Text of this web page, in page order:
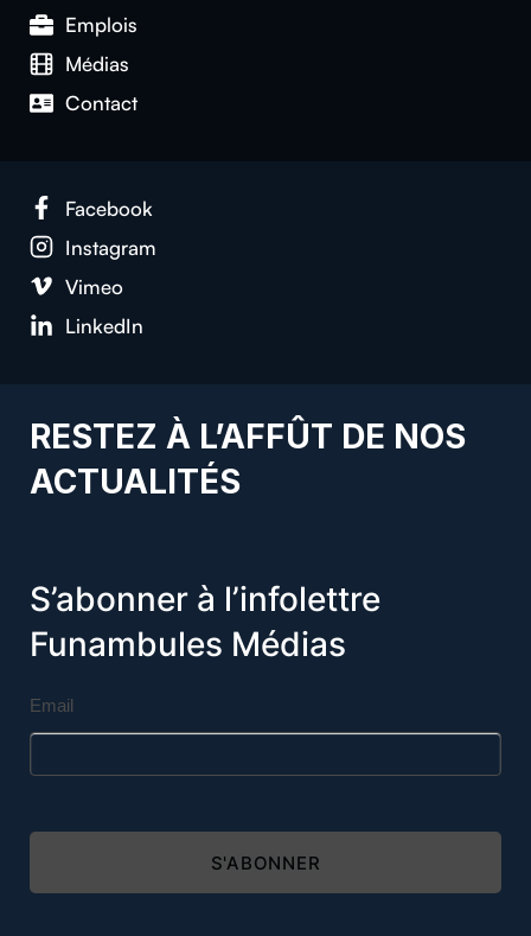
Emplois
Médias
Con­tact
Face­book
Insta­gram
Vimeo
LinkedIn
RESTEZ À L’AFFÛT DE NOS
ACTUALITÉS
S’abonner à l’infolettre
Funambules Médias
Email
S'ABONNER